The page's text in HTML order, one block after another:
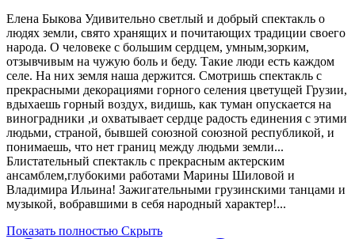
Елена Быкова Удивительно светлый и добрый спектакль о
людях земли, свято хранящих и почитающих традиции своего
народа. О человеке с большим сердцем, умным,зорким,
отзывчивым на чужую боль и беду. Такие люди есть каждом
селе. На них земля наша держится. Смотришь спектакль с
прекрасными декорациями горного селения цветущей Грузии,
вдыхаешь горный воздух, видишь, как туман опускается на
виноградники ,и охватывает сердце радость единения с этими
людьми, страной, бывшей союзной союзной республикой, и
понимаешь, что нет границ между людьми земли...
Блистательный спектакль с прекрасным актерским
ансамблем,глубокими работами Марины Шиловой и
Владимира Ильина! Зажигательными грузинскими танцами и
музыкой, вобравшими в себя народный характер!...
Показать полностью Скрыть